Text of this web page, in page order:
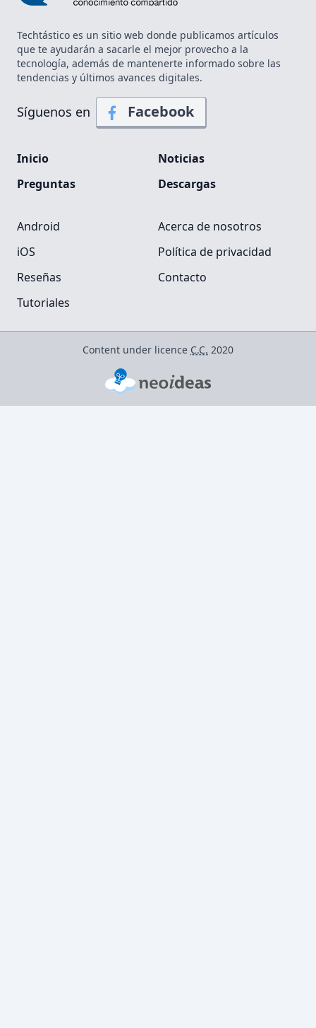
Techtástico es un sitio web donde publicamos artículos
que te ayudarán a sacarle el mejor provecho a la
tecnología, además de mantenerte informado sobre las
tendencias y últimos avances digitales.
Síguenos en Facebook
Inicio
Preguntas
Noticias
Descargas
Android
iOS
Reseñas
Tutoriales
Acerca de nosotros
Política de privacidad
Contacto
Content under licence C.C. 2020